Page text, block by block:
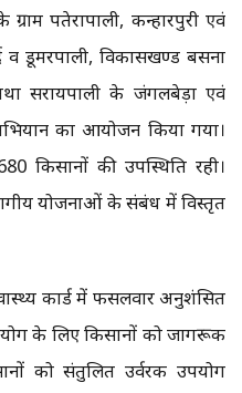
पतेरापाली, कन्हारपुरी एवं
डूमरपाली, विकासखण्ड बसना
सरायपाली के जंगलबेड़ा एवं
का आयोजन किया गया।
किसानों की उपस्थिति रही।
योजनाओं के संबंध में विस्तृत
कार्ड में फसलवार अनुशंसित
के लिए किसानों को जागरूक
को संतुलित उर्वरक उपयोग